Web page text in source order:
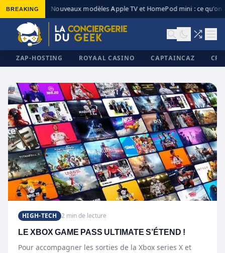
BREAKING Nouveaux modèles Apple TV et HomePod mini : ce qu’on
ZAP-HOSTING ROYAAL CASINO CAPTAINCAZ
✕
HIGH-TECH 2 min de lecture
LE XBOX GAME PASS ULTIMATE S’ÉTEND !
Pour accompagner les sorties de la Xbox series X et